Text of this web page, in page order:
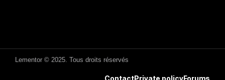
Lementor © 2025. Tous droits réservés
ContactPrivate policyForums